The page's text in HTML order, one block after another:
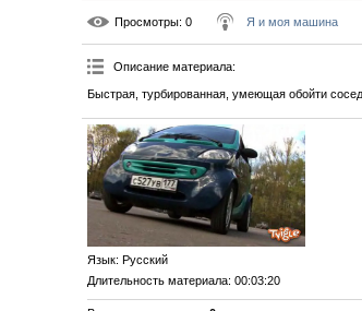
Просмотры: 0 Я и моя машина
Описание материала:
Быстрая, турбированная, умеющая обойти
Язык: Русский
Длительность материала: 00:03:20